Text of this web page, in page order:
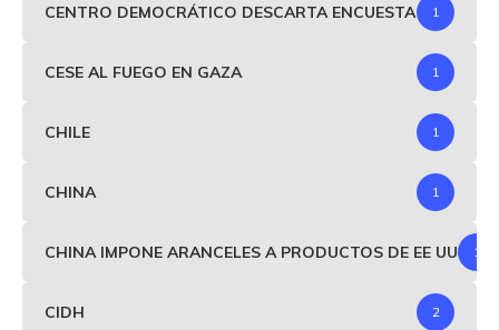
CENTRO DEMOCRÁTICO DESCARTA ENCUESTA 1
CESE AL FUEGO EN GAZA 1
CHILE 1
CHINA 1
CHINA IMPONE ARANCELES A PRODUCTOS DE EE UU 1
CIDH 2